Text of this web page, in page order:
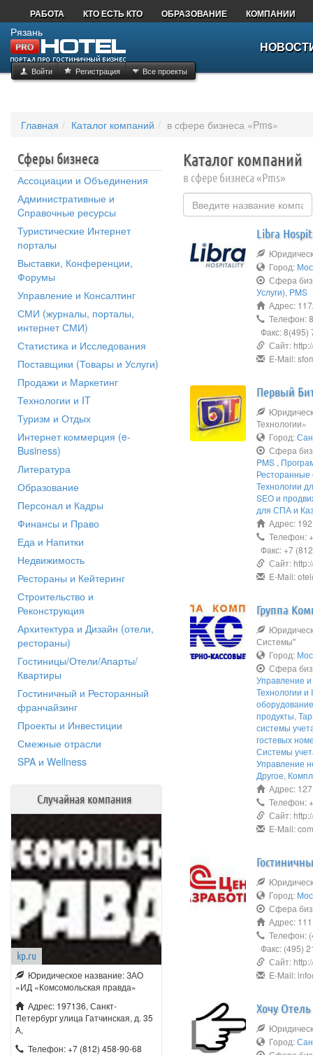
РАБОТА КТО ЕСТЬ КТО ОБРАЗОВАНИЕ КОМПАНИИ
Рязань
Войти Регистрация Все проекты
Главная Каталог компаний в сфере бизнеса «Pms»
Сферы бизнеса
Ассоциации и Объединения
Административные и
Cправочные ресурсы
Туристические Интернет
порталы
Выставки, Конференции,
Форумы
Управление и Консалтинг
СМИ (журналы, порталы,
интернет СМИ)
Статистика и Исследования
Поставщики (Товары и Услуги)
Продажи и Маркетинг
Технологии и IT
Туризм и Отдых
Интернет коммерция (e-
Business)
Литература
Образование
Персонал и Кадры
Финансы и Право
Еда и Напитки
Недвижимость
Рестораны и Кейтеринг
Строительство и
Реконструкция
Архитектура и Дизайн (отели,
рестораны)
Гостиницы/Отели/Апарты/
Квартиры
Гостиничный и Ресторанный
франчайзинг
Проекты и Инвестиции
Смежные отрасли
SPA и Wellness
Случайная компания
kp.ru
Юридическое название: ЗАО
«ИД «Комсомольская правда»
Адрес: 197136, Санкт-
Петербург улица Гатчинская, д. 35
А,
Телефон: +7 (812) 458-90-68
Каталог компаний
в сфере бизнеса «Pms»
Libra
Город:
Сфера
Услуги), PMS
Адрес:
Телефон:
Факс: 8(495)
Сайт:
E-Mail:
Первый
Технологии»
Город:
Сфера
PMS ,
Ресторанные
Технологии
SEO и
для СПА и
Адрес:
Телефон:
Факс: +7
Сайт:
E-Mail:
Группа
Системы"
Город:
Сфера
Управление и
Технологии и
оборудование
продукты,
системы
гостевых
Системы
Управление
Другое,
Адрес:
Телефон:
Сайт:
E-Mail:
Город:
Сфера
Адрес:
Телефон:
Факс: (495)
Сайт:
E-Mail:
Хочу Отель
Город: